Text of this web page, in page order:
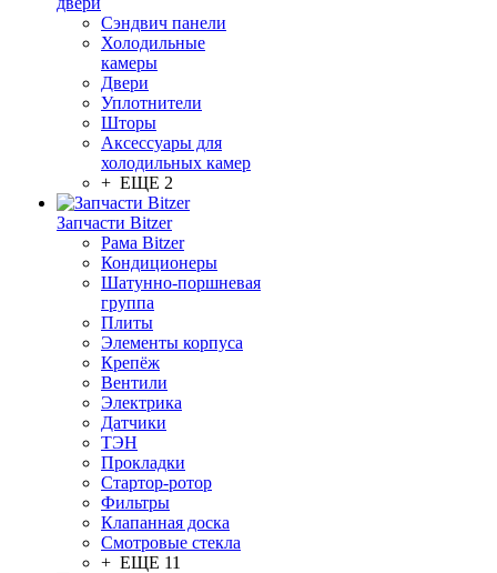
Сэндвич панели
Холодильные
камеры
Двери
Уплотнители
Шторы
Аксессуары для
холодильных камер
+ ЕЩЕ 2
Запчасти Bitzer
Рама Bitzer
Кондиционеры
Шатунно-поршневая
группа
Плиты
Элементы корпуса
Крепёж
Вентили
Электрика
Датчики
ТЭН
Прокладки
Стартор-ротор
Фильтры
Клапанная доска
Смотровые стекла
+ ЕЩЕ 11